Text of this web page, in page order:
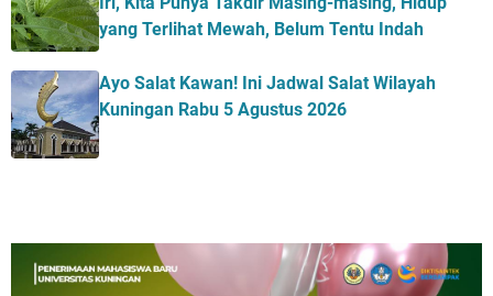
yang Terlihat Mewah, Belum Tentu Indah
Ayo Salat Kawan! Ini Jadwal Salat Wilayah
Kuningan Rabu 5 Agustus 2026